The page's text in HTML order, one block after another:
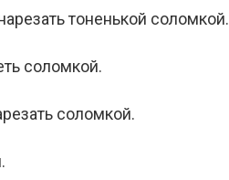
тоненькой соломкой.
соломкой.
соломкой.